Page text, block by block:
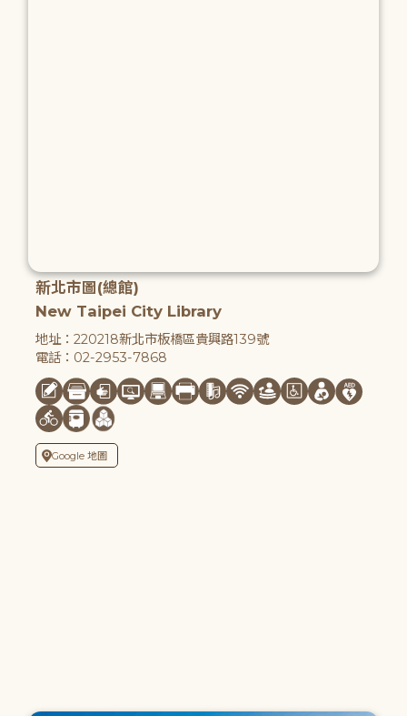
新北市圖(總館)
New Taipei City Library
地址：220218新北市板橋區貴興路139號
電話：02-2953-7868
Google 地圖